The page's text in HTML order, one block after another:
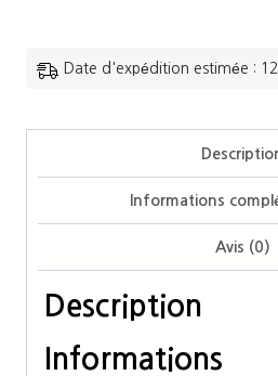
on
Date d'expédition estimée :
Informations
Avis (0)
Description
Informations